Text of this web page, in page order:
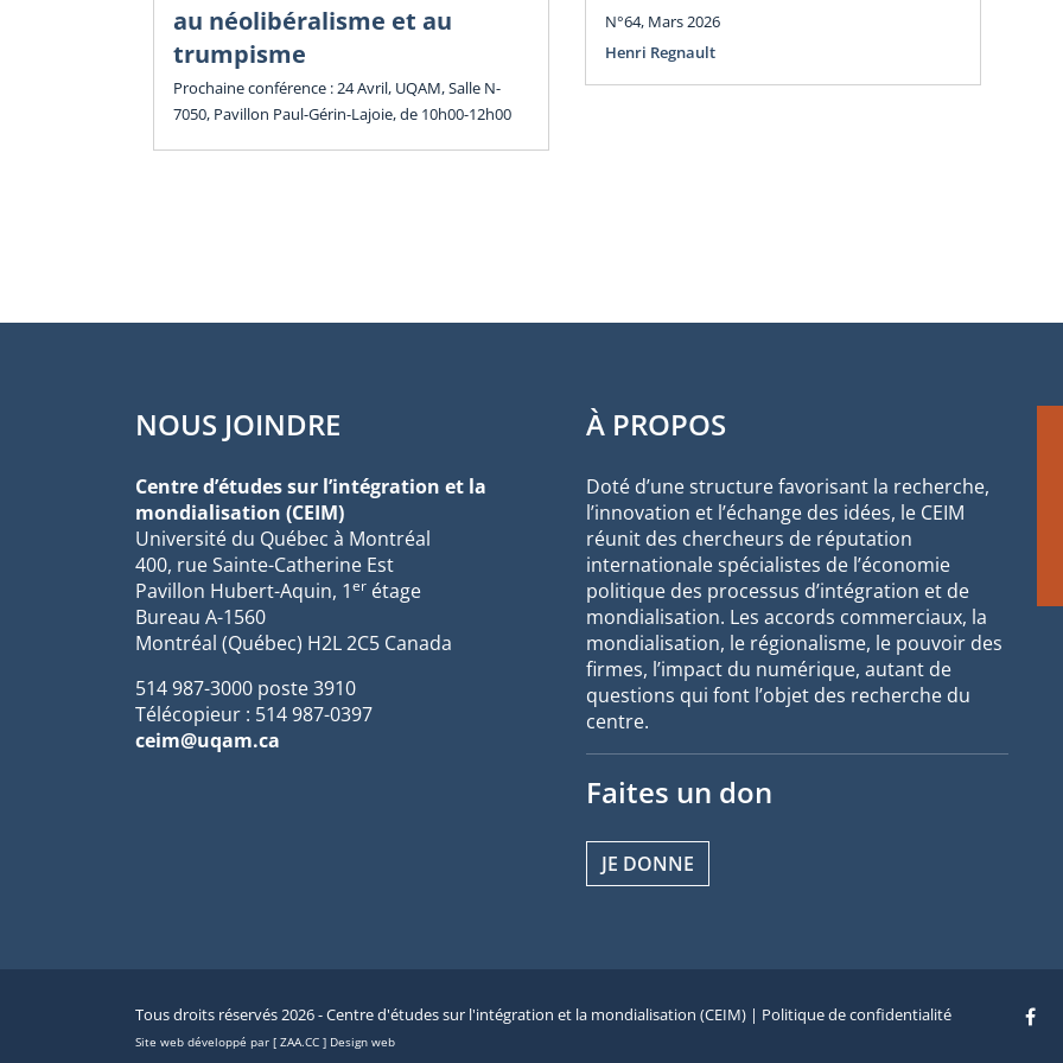
au néolibéralisme et au
trumpisme
Prochaine conférence : 24 Avril, UQAM, Salle N-
7050, Pavillon Paul-Gérin-Lajoie, de 10h00-12h00
N°64, Mars 2026
Henri Regnault
NOUS JOINDRE
Centre d’études sur l’intégration et la
mondialisation (CEIM)
Université du Québec à Montréal
400, rue Sainte-Catherine Est
Pavillon Hubert-Aquin, 1er étage
Bureau A-1560
Montréal (Québec) H2L 2C5 Canada
514 987-3000 poste 3910
Télécopieur : 514 987-0397
ceim@uqam.ca
À PROPOS
Doté d’une structure favorisant la recherche,
l’innovation et l’échange des idées, le CEIM
réunit des chercheurs de réputation
internationale spécialistes de l’économie
politique des processus d’intégration et de
mondialisation. Les accords commerciaux, la
mondialisation, le régionalisme, le pouvoir des
firmes, l’impact du numérique, autant de
questions qui font l’objet des recherche du
centre.
Faites un don
JE DONNE
Tous droits réservés 2026 - Centre d'études sur l'intégration et la mondialisation (CEIM) | Politique de confidentialité
Site web développé par [ ZAA.CC ] Design web